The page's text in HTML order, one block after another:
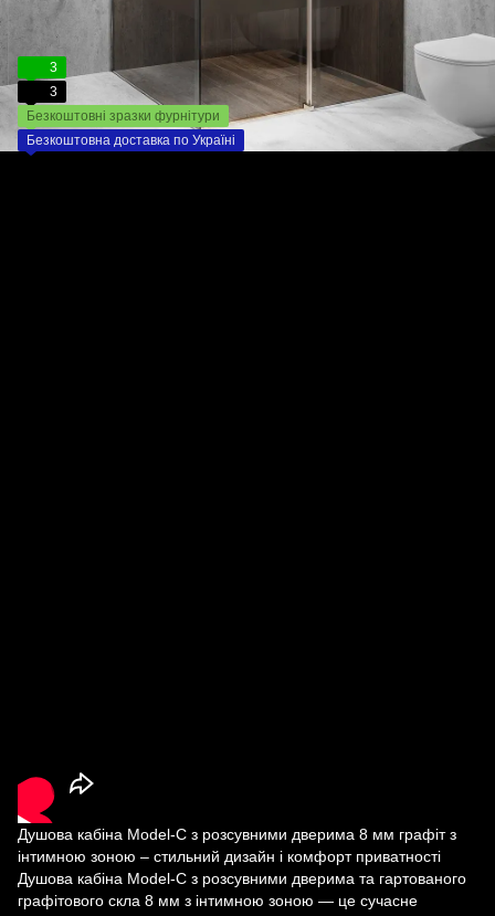
3
3
Безкоштовні зразки фурнітури
Безкоштовна доставка по Україні
Душова кабіна Model-C з розсувними дверима 8 мм графіт з
інтимною зоною – стильний дизайн і комфорт приватності
Душова кабіна Model-C з розсувними дверима та гартованого
графітового скла 8 мм з інтимною зоною — це сучасне